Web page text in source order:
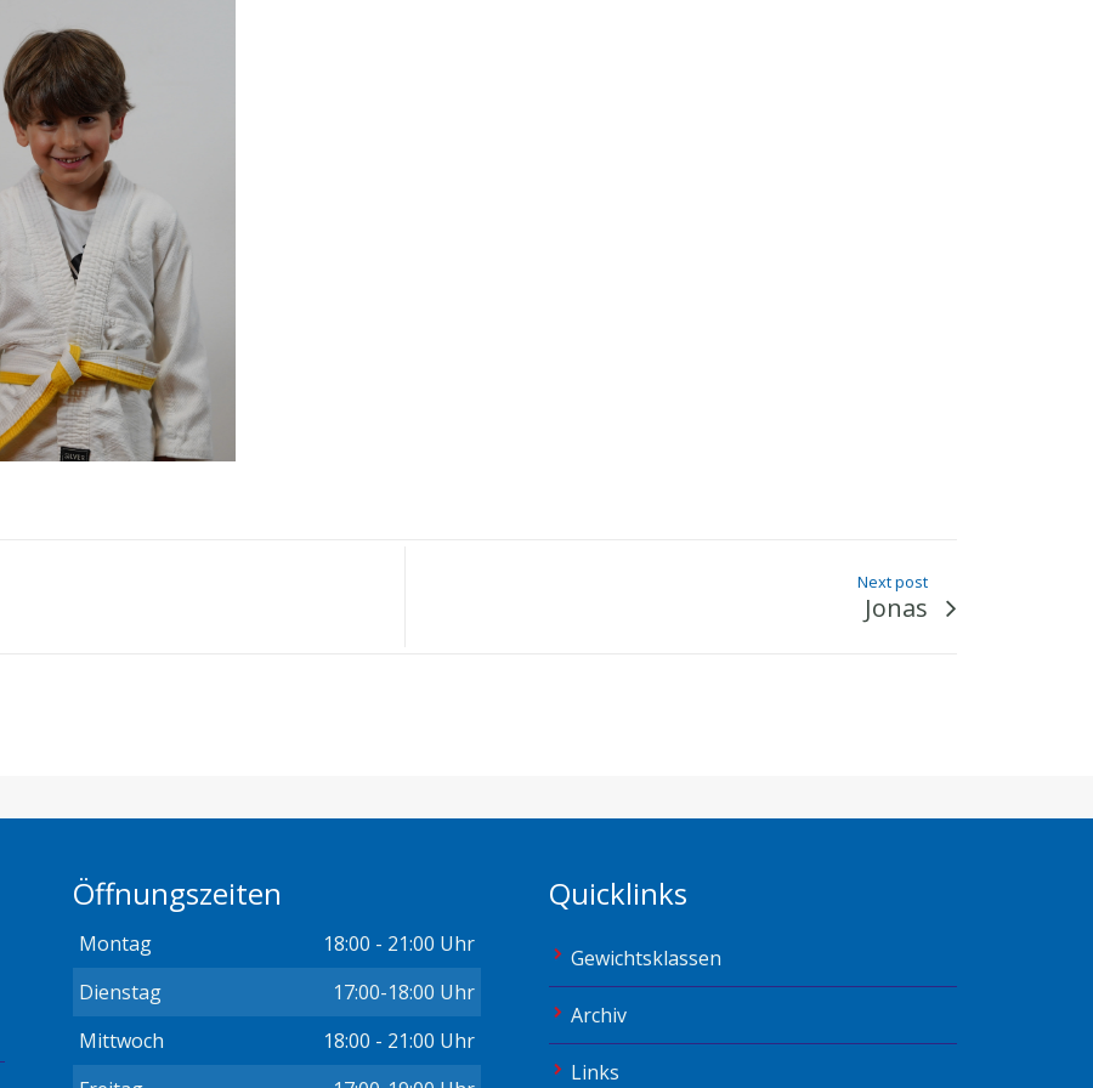
Next post
Jonas
Öffnungszeiten
Montag
18:00 - 21:00 Uhr
Dienstag
17:00-18:00 Uhr
Mittwoch
18:00 - 21:00 Uhr
Quicklinks
Gewichtsklassen
Archiv
Links